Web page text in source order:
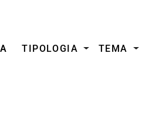
TIPOLOGIA TEMA